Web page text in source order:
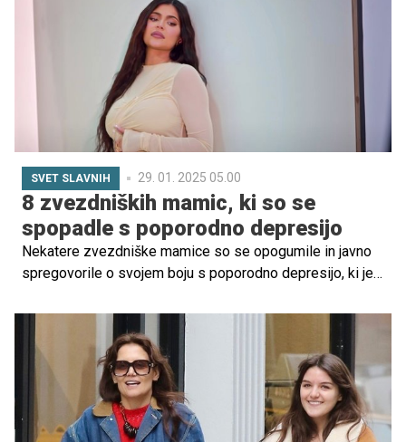
SVET SLAVNIH 29. 01. 2025 05.00
8 zvezdniških mamic, ki so se
spopadle s poporodno depresijo
Nekatere zvezdniške mamice so se opogumile in javno
spregovorile o svojem boju s poporodno depresijo, ki je
mamicam z isto težavo.